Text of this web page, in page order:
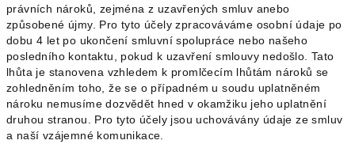
právních nároků, zejména z uzavřených smluv anebo
způsobené újmy. Pro tyto účely zpracováváme osobní údaje po
dobu 4 let po ukončení smluvní spolupráce nebo našeho
posledního kontaktu, pokud k uzavření smlouvy nedošlo. Tato
lhůta je stanovena vzhledem k promlčecím lhůtám nároků se
zohledněním toho, že se o případném u soudu uplatněném
nároku nemusíme dozvědět hned v okamžiku jeho uplatnění
druhou stranou. Pro tyto účely jsou uchovávány údaje ze smluv
a naší vzájemné komunikace.